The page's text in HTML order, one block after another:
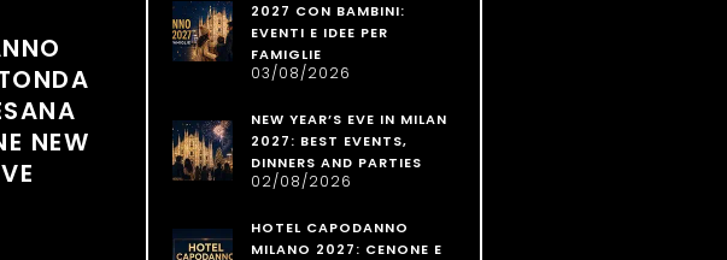
NEW
2027 CON BAMBINI:
EVENTI E IDEE PER
FAMIGLIE
03/08/2026
NEW YEAR’S EVE IN MILAN
2027: BEST EVENTS,
DINNERS AND PARTIES
02/08/2026
HOTEL CAPODANNO
MILANO 2027: CENONE E